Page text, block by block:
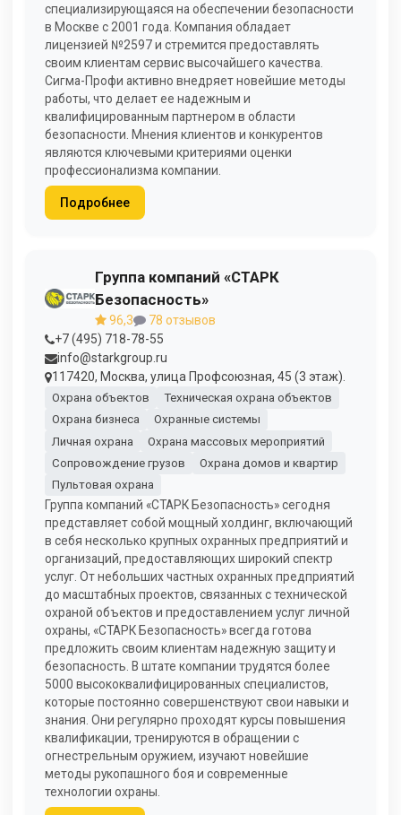
специализирующаяся на обеспечении безопасности
в Москве с 2001 года. Компания обладает
лицензией №2597 и стремится предоставлять
своим клиентам сервис высочайшего качества.
Сигма-Профи активно внедряет новейшие методы
работы, что делает ее надежным и
квалифицированным партнером в области
безопасности. Мнения клиентов и конкурентов
являются ключевыми критериями оценки
профессионализма компании.
Подробнее
Группа компаний «СТАРК
Безопасность»
96,3
78 отзывов
+7 (495) 718-78-55
info@starkgroup.ru
117420, Москва, улица Профсоюзная, 45 (3 этаж).
Охрана объектов
Техническая охрана объектов
Охрана бизнеса
Охранные системы
Личная охрана
Охрана массовых мероприятий
Сопровождение грузов
Охрана домов и квартир
Пультовая охрана
Группа компаний «СТАРК Безопасность» сегодня
представляет собой мощный холдинг, включающий
в себя несколько крупных охранных предприятий и
организаций, предоставляющих широкий спектр
услуг. От небольших частных охранных предприятий
до масштабных проектов, связанных с технической
охраной объектов и предоставлением услуг личной
охраны, «СТАРК Безопасность» всегда готова
предложить своим клиентам надежную защиту и
безопасность. В штате компании трудятся более
5000 высококвалифицированных специалистов,
которые постоянно совершенствуют свои навыки и
знания. Они регулярно проходят курсы повышения
квалификации, тренируются в обращении с
огнестрельным оружием, изучают новейшие
методы рукопашного боя и современные
технологии охраны.